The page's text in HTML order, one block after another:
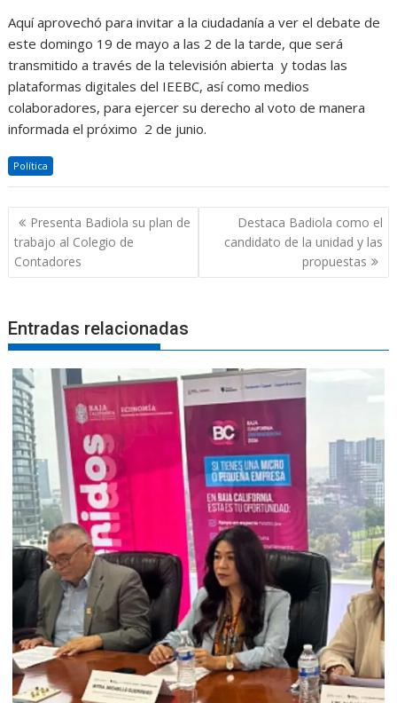
Aquí aprovechó para invitar a la ciudadanía a ver el debate de
este domingo 19 de mayo a las 2 de la tarde, que será
transmitido a través de la televisión abierta y todas las
plataformas digitales del IEEBC, así como medios
colaboradores, para ejercer su derecho al voto de manera
informada el próximo 2 de junio.
Política
Navegación
de
entradas
Presenta Badiola su plan de
trabajo al Colegio de
Contadores
Destaca Badiola como el
candidato de la unidad y las
propuestas
Entradas relacionadas